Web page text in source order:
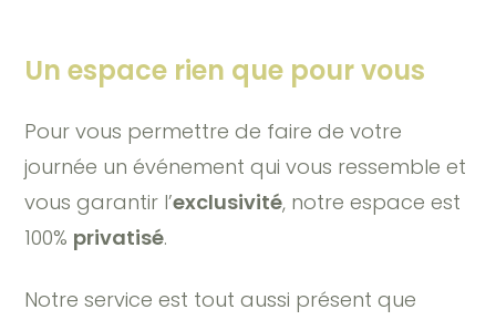
Un espace rien que pour vous
Pour vous permettre de faire de votre
journée un événement qui vous ressemble et
vous garantir l’exclusivité, notre espace est
100% privatisé.
Notre service est tout aussi présent que